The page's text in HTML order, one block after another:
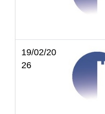
19/02/20
26